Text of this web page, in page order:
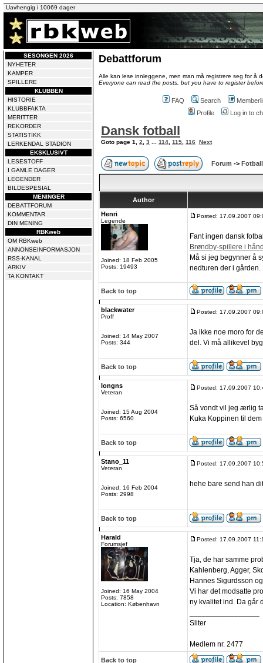
Uavhengig i 10069 dager
SESONGEN 2026
NYHETER
KAMPER
SPILLERE
KLUBBEN
HISTORIE
KLUBBFAKTA
MERITTER
REKORDER
STATISTIKK
LERKENDAL STADION
EKSKLUSIVT
LESESTOFF
I GAMLE DAGER
LEGENDER
BILDESPESIAL
MENINGER
DEBATTFORUM
KOMMENTAR
DIN MENING
RBKweb
OM RBKweb
ANNONSEINFORMASJON
RSS-KANAL
ARKIV
TA KONTAKT
Debattforum
Alle kan lese innleggene, men man må registrere seg for å
Everyone can read the posts, but you have to register
FAQ Search
Profile
Log in to
Dansk fotball
Goto page 1 2 3 114 115 116 Next
Forum ->
Author
Henri
Legende
Joined: 18 Feb 2005
Posts: 19493
Posted: 17.09.2007
Fant ingen dansk
Brøndby-spillere i
Må si jeg begynner å
nedturen der i gården.
Back to top
blackwater
Proff
Joined: 14 May 2007
Posts: 344
Posted: 17.09.2007
Ja ikke noe moro for
del. Vi må allikevel
Back to top
longns
Veteran
Joined: 15 Aug 2004
Posts: 6560
Posted: 17.09.2007
Så vondt vil jeg ærlig
Kuka Koppinen til
Back to top
Stano_11
Veteran
Joined: 16 Feb 2004
Posts: 2998
Posted: 17.09.2007
hehe bare send han
Back to top
Harald
Forumsjef
Joined: 16 May 2004
Posts: 7858
Location: København
Posted: 17.09.2007
Tja, de har samme
Kahlenberg, Agger,
Hannes Sigurdsson
Vi har det modsatte
ny kvalitet ind. Da går
Sliter
Medlem nr. 2477
Back to top